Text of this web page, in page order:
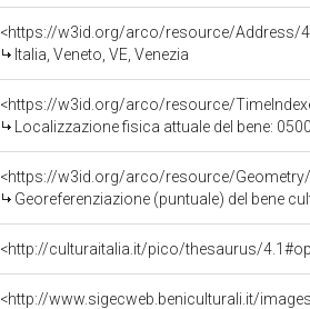
<https://w3id.org/arco/resource/Address/
Italia, Veneto, VE, Venezia
<https://w3id.org/arco/resource/
Localizzazione fisica attuale del bene:
<https://w3id.org/arco/resource/
Georeferenziazione (puntuale) del bene
<http://culturaitalia.it/pico/thesaurus/
<http://www.sigecweb.beniculturali.it/